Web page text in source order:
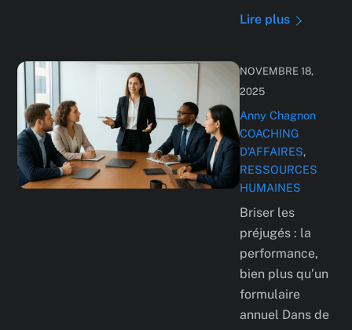
Lire plus
NOVEMBRE 18,
2025
Anny Chagnon
COACHING
D’AFFAIRES,
RESSOURCES
HUMAINES
Briser les
préjugés : la
performance,
bien plus qu’un
formulaire
annuel Dans de